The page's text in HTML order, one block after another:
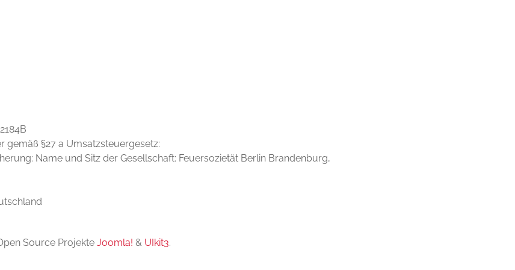
§27 a Umsatzsteuergesetz:
Name und Sitz der Gesellschaft: Feuersozietät Berlin Brandenburg,
Source Projekte Joomla! & UIkit3.